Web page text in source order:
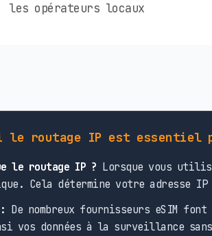
les opérateurs locaux
le routage IP est essentiel
le routage IP ? Lorsque vous
Cela détermine votre adresse
De nombreux fournisseurs eSIM
vos données à la surveillance